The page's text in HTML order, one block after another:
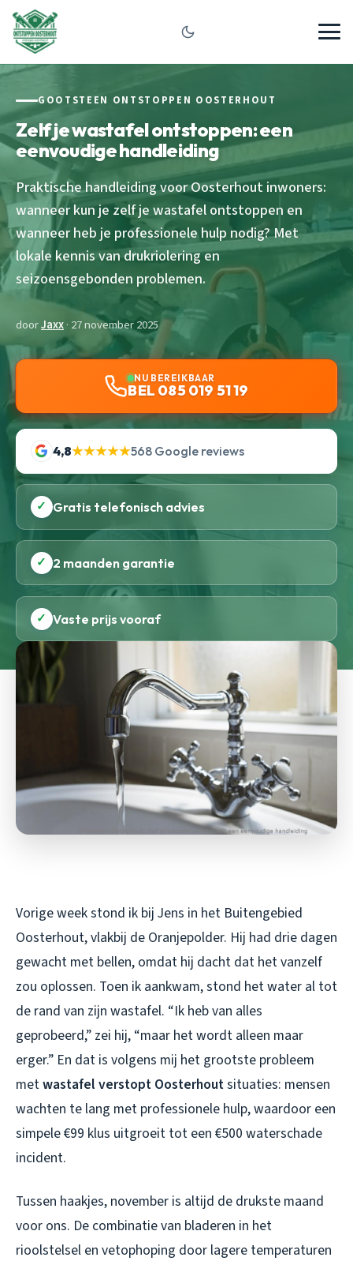
GOOTSTEEN ONTSTOPPEN OOSTERHOUT
Zelf je wastafel ontstoppen: een
eenvoudige handleiding
Praktische handleiding voor Oosterhout inwoners:
wanneer kun je zelf je wastafel ontstoppen en
wanneer heb je professionele hulp nodig? Met
lokale kennis van drukriolering en
seizoensgebonden problemen.
doorJaxx· 27 november 2025
NU BEREIKBAAR
BEL 085 019 51 19
4,8★★★★★568 Google reviews
✓ Gratis telefonisch advies
✓ 2 maanden garantie
✓ Vaste prijs vooraf
Vorige week stond ik bij Jens in het Buitengebied
Oosterhout, vlakbij de Oranjepolder. Hij had drie dagen
gewacht met bellen, omdat hij dacht dat het vanzelf
zou oplossen. Toen ik aankwam, stond het water al tot
de rand van zijn wastafel. “Ik heb van alles
geprobeerd,” zei hij, “maar het wordt alleen maar
erger.” En dat is volgens mij het grootste probleem
metwastafel verstopt Oosterhoutsituaties: mensen
wachten te lang met professionele hulp, waardoor een
simpele €99 klus uitgroeit tot een €500 waterschade
incident.
Tussen haakjes, november is altijd de drukste maand
voor ons. De combinatie van bladeren in het
rioolstelsel en vetophoping door lagere temperaturen